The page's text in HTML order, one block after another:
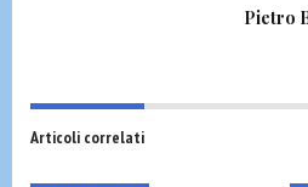
Pietro
Articoli correlati